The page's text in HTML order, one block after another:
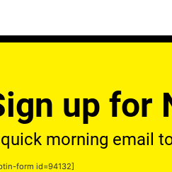
up for
morning email
form id=94132]